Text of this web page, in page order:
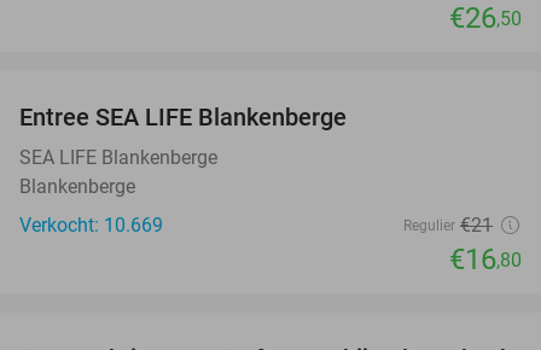
€26,50
Entree SEA LIFE Blankenberge
SEA LIFE Blankenberge
Blankenberge
Verkocht: 10.669
Regulier €21
€16,80